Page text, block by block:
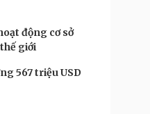
động cơ sở
giới
567 triệu USD